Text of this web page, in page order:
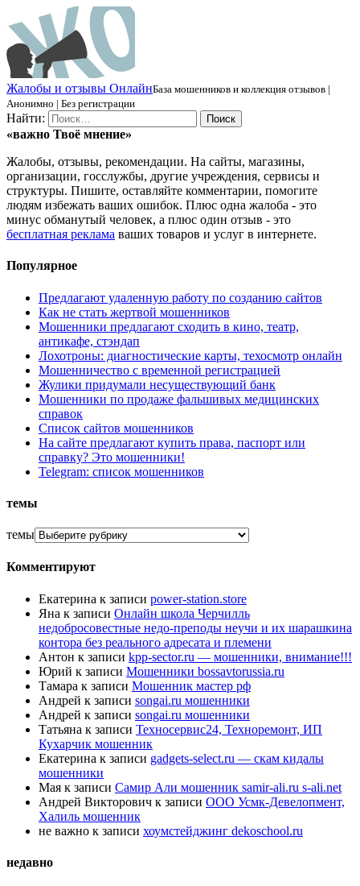
Жалобы и отзывы ОнлайнБаза мошенников и коллекция отзывов |
Анонимно | Без регистрации
Найти:
«важно Твоё мнение»
Жалобы, отзывы, рекомендации. На сайты, магазины,
организации, госслужбы, другие учреждения, сервисы и
структуры. Пишите, оставляйте комментарии, помогите
людям избежать ваших ошибок. Плюс одна жалоба - это
минус обманутый человек, а плюс один отзыв - это
бесплатная реклама ваших товаров и услуг в интернете.
Популярное
Предлагают удаленную работу по созданию сайтов
Как не стать жертвой мошенников
Мошенники предлагают сходить в кино, театр,
антикафе, стэндап
Лохотроны: диагностические карты, техосмотр онлайн
Мошенничество с временной регистрацией
Жулики придумали несуществующий банк
Мошенники по продаже фальшивых медицинских
справок
Список сайтов мошенников
На сайте предлагают купить права, паспорт или
справку? Это мошенники!
Telegram: список мошенников
темы
темы
Комментируют
Екатерина к записи power-station.store
Яна к записи Онлайн школа Черчилль
недобросовестные недо-преподы неучи и их шарашкина
контора без реального адресата и племени
Антон к записи kpp-sector.ru — мошенники, внимание!!!
Юрий к записи Мошенники bossavtorussia.ru
Тамара к записи Мошенник мастер рф
Андрей к записи songai.ru мошенники
Андрей к записи songai.ru мошенники
Татьяна к записи Техносервис24, Техноремонт, ИП
Кухарчик мошенник
Екатерина к записи gadgets-select.ru — скам кидалы
мошенники
Мая к записи Самир Али мошенник samir-ali.ru s-ali.net
Андрей Викторович к записи ООО Усмк-Девелопмент,
Халиль мошенник
не важно к записи хоумстейджинг dekoschool.ru
недавно